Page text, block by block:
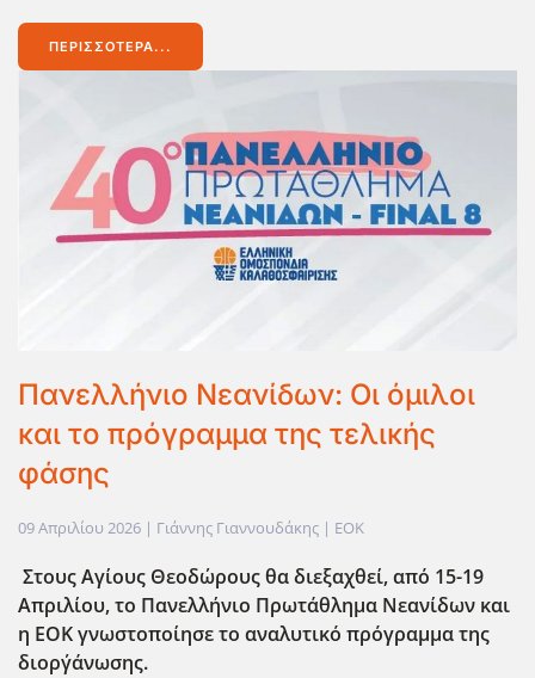
ΠΕΡΙΣΣΌΤΕΡΑ...
Πανελλήνιο Νεανίδων: Οι όμιλοι
και το πρόγραμμα της τελικής
φάσης
09 Απριλίου 2026 | Γιάννης Γιαννουδάκης | EOK
Στους Αγίους Θεοδώρους θα διεξαχθεί, από 15-19
Απριλίου, το Πανελλήνιο Πρωτάθλημα Νεανίδων και
η ΕΟΚ γνωστοποίησε το αναλυτικό πρόγραμμα της
διορ΄γάνωσης.